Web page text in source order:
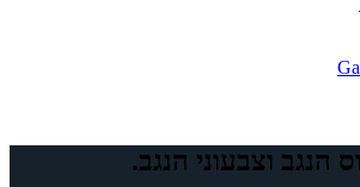
הנגב וצבעוני הנגב.